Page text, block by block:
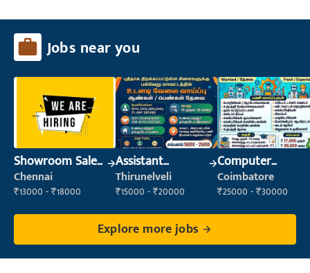
Jobs near you
Showroom Sales
Executive (Retail
Sales)
Chennai
₹13000 - ₹18000
Assistant
Manager
Thirunelveli
₹15000 - ₹20000
Computer
Operator
Coimbatore
₹25000 - ₹30000
Explore more jobs